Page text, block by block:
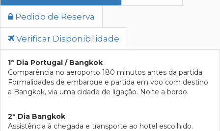
Pedido de Reserva
Verificar Disponibilidade
1º Dia Portugal / Bangkok
Comparência no aeroporto 180 minutos antes da partida.
Formalidades de embarque e partida em voo com destino
a Bangkok, via uma cidade de ligação. Noite a bordo.
2º Dia Bangkok
Assistência à chegada e transporte ao hotel escolhido.